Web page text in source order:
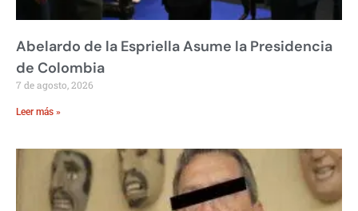
Abelardo de la Espriella Asume la Presidencia
de Colombia
7 de agosto, 2026
Leer más »